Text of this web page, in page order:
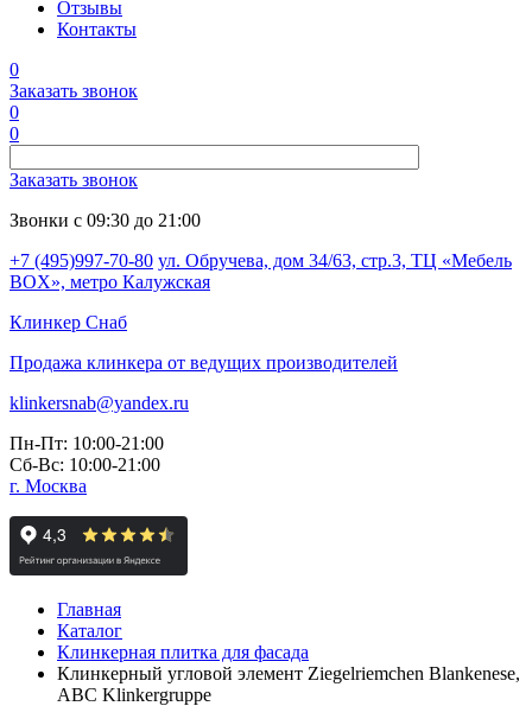
Отзывы
Контакты
0
Заказать звонок
0
0
Заказать звонок
Звонки с 09:30 до 21:00
+7 (495)997-70-80 ул. Обручева, дом 34/63, стр.3, ТЦ «Мебель
BOX», метро Калужская
Клинкер Снаб
Продажа клинкера от ведущих производителей
klinkersnab@yandex.ru
Пн-Пт: 10:00-21:00
Сб-Вс: 10:00-21:00
г. Москва
Главная
Каталог
Клинкерная плитка для фасада
Клинкерный угловой элемент Ziegelriemchen Blankenese,
ABC Klinkergruppe